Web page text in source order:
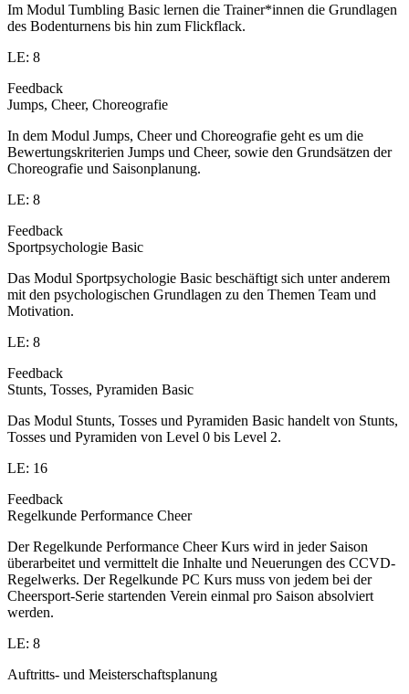
Im Modul Tumbling Basic lernen die Trainer*innen die Grundlagen
des Bodenturnens bis hin zum Flickflack.
LE: 8
Feedback
Jumps, Cheer, Choreografie
In dem Modul Jumps, Cheer und Choreografie geht es um die
Bewertungskriterien Jumps und Cheer, sowie den Grundsätzen der
Choreografie und Saisonplanung.
LE: 8
Feedback
Sportpsychologie Basic
Das Modul Sportpsychologie Basic beschäftigt sich unter anderem
mit den psychologischen Grundlagen zu den Themen Team und
Motivation.
LE: 8
Feedback
Stunts, Tosses, Pyramiden Basic
Das Modul Stunts, Tosses und Pyramiden Basic handelt von Stunts,
Tosses und Pyramiden von Level 0 bis Level 2.
LE: 16
Feedback
Regelkunde Performance Cheer
Der Regelkunde Performance Cheer Kurs wird in jeder Saison
überarbeitet und vermittelt die Inhalte und Neuerungen des CCVD-
Regelwerks. Der Regelkunde PC Kurs muss von jedem bei der
Cheersport-Serie startenden Verein einmal pro Saison absolviert
werden.
LE: 8
Auftritts- und Meisterschaftsplanung